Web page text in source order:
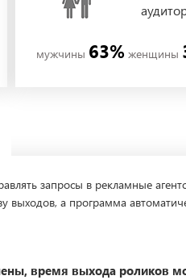
мужчины 63% женщины
запросы в рекламные
выходов, а программа
время выхода роликов